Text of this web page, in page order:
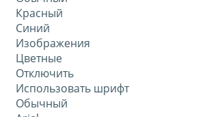
Красный
Синий
Изображения
Цветные
Отключить
Использовать шрифт
Обычный